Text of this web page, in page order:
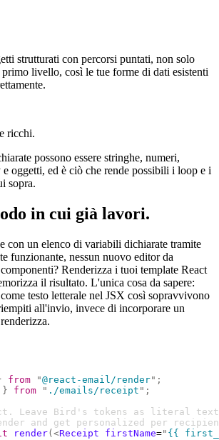
strutturati con percorsi puntati, non solo
livello, così le tue forme di dati esistenti
ricchi.
possono essere stringhe, numeri,
e oggetti, ed è ciò che rende possibili i loop e i
sopra.
in cui già lavori.
con un elenco di variabili dichiarate tramite
funzionante, nessun nuovo editor da
Renderizza i tuoi template React
il risultato. L'unica cosa da sapere:
testo letterale nel JSX così sopravvivono
all'invio, invece di incorporare un
from "@react-email/render" ;
} from " ./emails/receipt " ;
Leave Bird's tokens as literal
and get personalized per
render(<Receipt firstName=" {{